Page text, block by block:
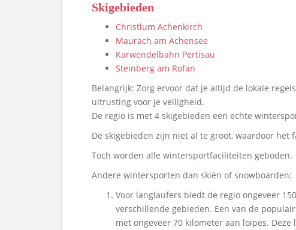
Skigebieden
Christlum Achenkirch
Maurach am Achensee
Karwendelbahn Pertisau
Steinberg am Rofan
Belangrijk: Zorg ervoor dat je altijd de lokale
uitrusting voor je veiligheid.
De regio is met 4 skigebieden een echte
De skigebieden zijn niet al te groot, waardoor
Toch worden alle wintersportfaciliteiten geboden.
Andere wintersporten dan skiën of snowboarden:
Voor langlaufers biedt de regio ongeveer
verschillende gebieden. Een van de
met ongeveer 70 kilometer aan loipes.